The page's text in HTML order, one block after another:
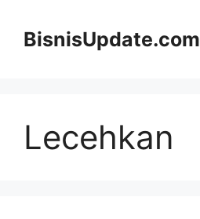
BisnisUpdate.com
Lecehkan